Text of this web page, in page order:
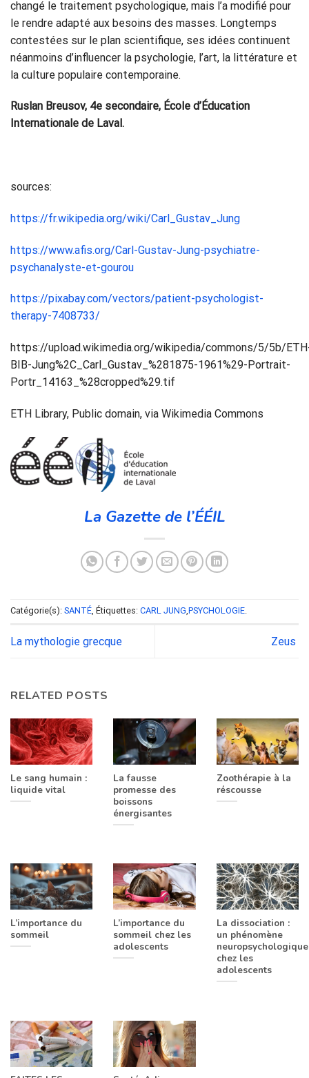
changé le traitement psychologique, mais l’a modifié pour
le rendre adapté aux besoins des masses. Longtemps
contestées sur le plan scientifique, ses idées continuent
néanmoins d’influencer la psychologie, l’art, la littérature et
la culture populaire contemporaine.
Ruslan Breusov, 4e secondaire, École d’Éducation
Internationale de Laval.
sources:
https://fr.wikipedia.org/wiki/Carl_Gustav_Jung
https://www.afis.org/Carl-Gustav-Jung-psychiatre-
psychanalyste-et-gourou
https://pixabay.com/vectors/patient-psychologist-
therapy-7408733/
https://upload.wikimedia.org/wikipedia/commons/5/5b/
BIB-Jung%2C_Carl_Gustav_%281875-1961%29-Portrait-
Portr_14163_%28cropped%29.tif
ETH Library, Public domain, via Wikimedia Commons
La Gazette de l’ÉÉIL
Catégorie(s): SANTÉ, Étiquettes: CARL JUNG,PSYCHOLOGIE.
La mythologie grecque Zeus
RELATED POSTS
Le sang humain :
liquide vital
La fausse
promesse des
boissons
énergisantes
Zoothérapie à la
réscousse
L’importance du
sommeil
L’importance du
sommeil chez les
adolescents
La dissociation :
un phénomène
neuropsychologique
chez les
adolescents